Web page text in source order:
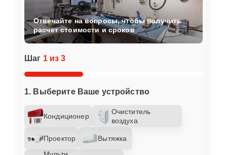
Шаг 1 из 3
1. Выберите Ваше устройство
Кондиционер
Очиститель
воздуха
Проектор
Вытяжка
Отвечайте на вопросы, чтобы получить
расчет стоимости и сроков